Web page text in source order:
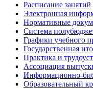
Расписание занятий
Электронная
Нормативные
Система
Графики учебного
Государственная
Практика и
Ассоциация
Информационно-
Образовательный